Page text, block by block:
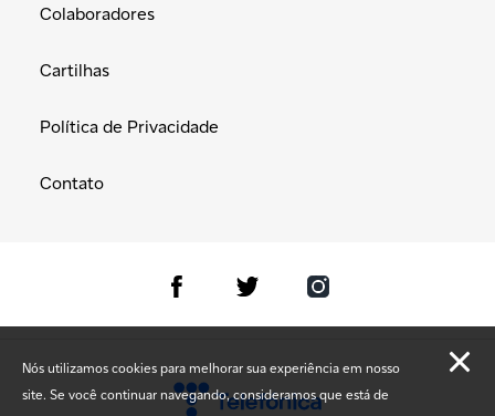
Nós utilizamos cookies para melhorar sua experiência em nosso
site. Se você continuar navegando, consideramos que está de
Colaboradores
Cartilhas
Política de Privacidade
Contato